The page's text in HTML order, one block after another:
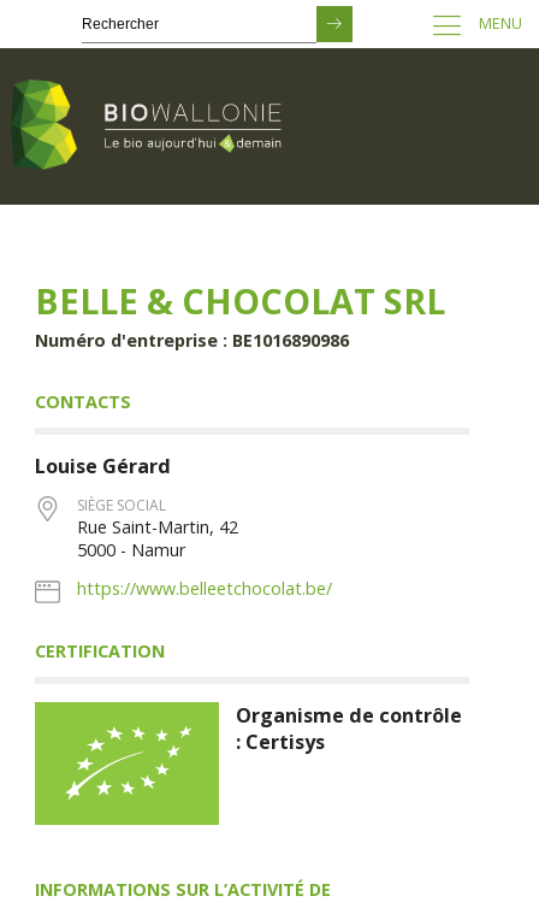
principal
MENU
BELLE & CHOCOLAT SRL
Numéro d'entreprise : BE1016890986
CONTACTS
Louise Gérard
SIÈGE SOCIAL
Rue Saint-Martin, 42
5000 - Namur
https://www.belleetchocolat.be/
CERTIFICATION
Organisme de contrôle
: Certisys
INFORMATIONS SUR L’ACTIVITÉ DE